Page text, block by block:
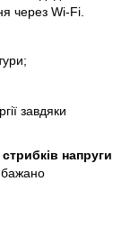
через Wi-Fi.
завдяки
напруги
бажано